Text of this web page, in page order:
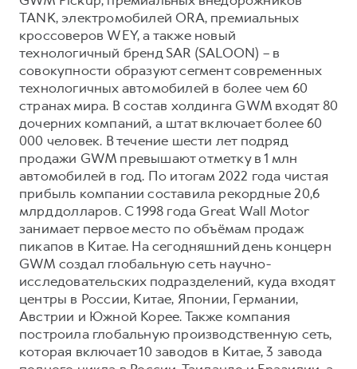
TANK, электромобилей ORA, премиальных
кроссоверов WEY, а также новый
технологичный бренд SAR (SALOON) – в
совокупности образуют сегмент современных
технологичных автомобилей в более чем 60
странах мира. В состав холдинга GWM входят 80
дочерних компаний, а штат включает более 60
000 человек. В течение шести лет подряд
продажи GWM превышают отметку в 1 млн
автомобилей в год. По итогам 2022 года чистая
прибыль компании составила рекордные 20,6
млрд долларов. С 1998 года Great Wall Motor
занимает первое место по объёмам продаж
пикапов в Китае. На сегодняшний день концерн
GWM создал глобальную сеть научно-
исследовательских подразделений, куда входят
центры в России, Китае, Японии, Германии,
Австрии и Южной Корее. Также компания
построила глобальную производственную сеть,
которая включает 10 заводов в Китае, 3 завода